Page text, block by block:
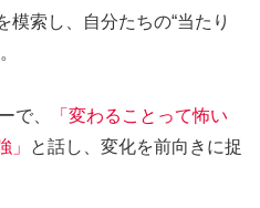
索し、自分たちの“当たり
で、
「変わることって怖い
」
と話し、変化を前向きに捉